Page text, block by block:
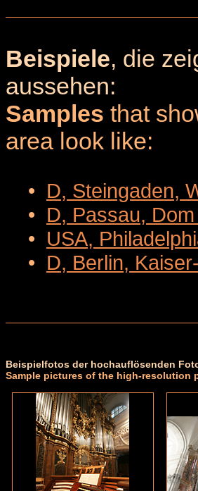
Beispiele, die
aussehen:
Samples that
area look like:
• D, Steingaden,
• D, Passau,
• USA,
• D, Berlin,
Beispielfotos der hochauflösenden
Sample pictures of the high-resolution